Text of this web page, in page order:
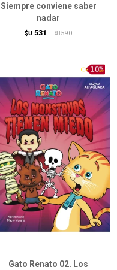
Siempre conviene saber
nadar
$U 531 $U 590
Gato Renato 02. Los